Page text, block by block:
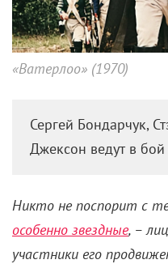
«Ватерлоо» (1970)
Сергей Бондарчук,
Джексон ведут в
Никто не поспорит с
особенно звездные, –
участники его